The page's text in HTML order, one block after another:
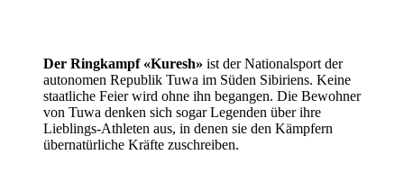
Der Ringkampf «Kuresh» ist der Nationalsport der
autonomen Republik Tuwa im Süden Sibiriens. Keine
staatliche Feier wird ohne ihn begangen. Die Bewohner
von Tuwa denken sich sogar Legenden über ihre
Lieblings-Athleten aus, in denen sie den Kämpfern
übernatürliche Kräfte zuschreiben.